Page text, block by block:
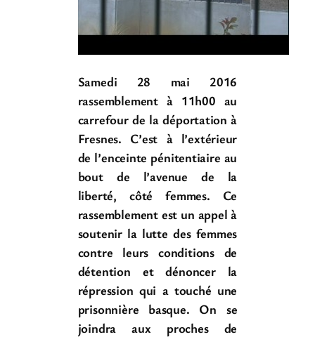
Samedi 28 mai 2016
rassemblement à 11h00 au
carrefour de la déportation à
Fresnes. C’est à l’extérieur
de l’enceinte pénitentiaire au
bout de l’avenue de la
liberté, côté femmes. Ce
rassemblement est un appel à
soutenir la lutte des femmes
contre leurs conditions de
détention et dénoncer la
répression qui a touché une
prisonnière basque. On se
joindra aux proches de